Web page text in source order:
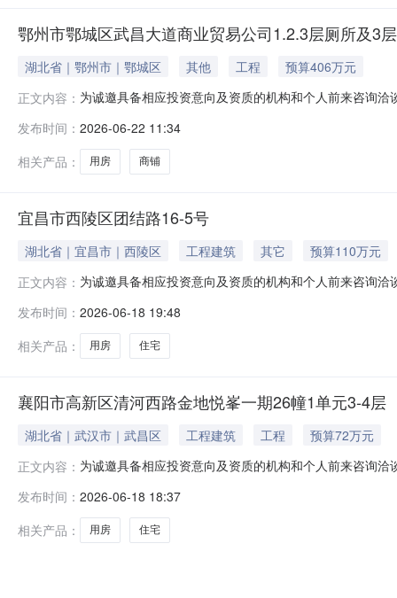
鄂州市鄂城区武昌大道商业贸易公司1.2.3层厕所及3
湖北省｜鄂州市｜鄂城区 其他 工程
预算406万元
正文内容： 为诚邀具备相应投资意向及资质的机构和个人前来咨询
情况：待向法院核实；本案已进入强制执行阶段，该资
化处置的方式进
发布时间： 2026-06-22 11:34
相关产品：
用房 商铺
宜昌市西陵区团结路16-5号
湖北省｜宜昌市｜西陵区 工程建筑 其它
预算110万元
正文内容： 为诚邀具备相应投资意向及资质的机构和个人前来咨询
费，不知道就写待向法院核实）；本案已进入强制执行
推介、市场化处
发布时间： 2026-06-18 19:48
相关产品：
用房 住宅
襄阳市高新区清河西路金地悦峯一期26幢1单元3-4层
湖北省｜武汉市｜武昌区 工程建筑 工程
预算72万元
正文内容： 为诚邀具备相应投资意向及资质的机构和个人前来咨询
该资产权属清晰且不存在其他纠纷，将会向意向投资人
易条件以司法流程确
发布时间： 2026-06-18 18:37
相关产品：
用房 住宅